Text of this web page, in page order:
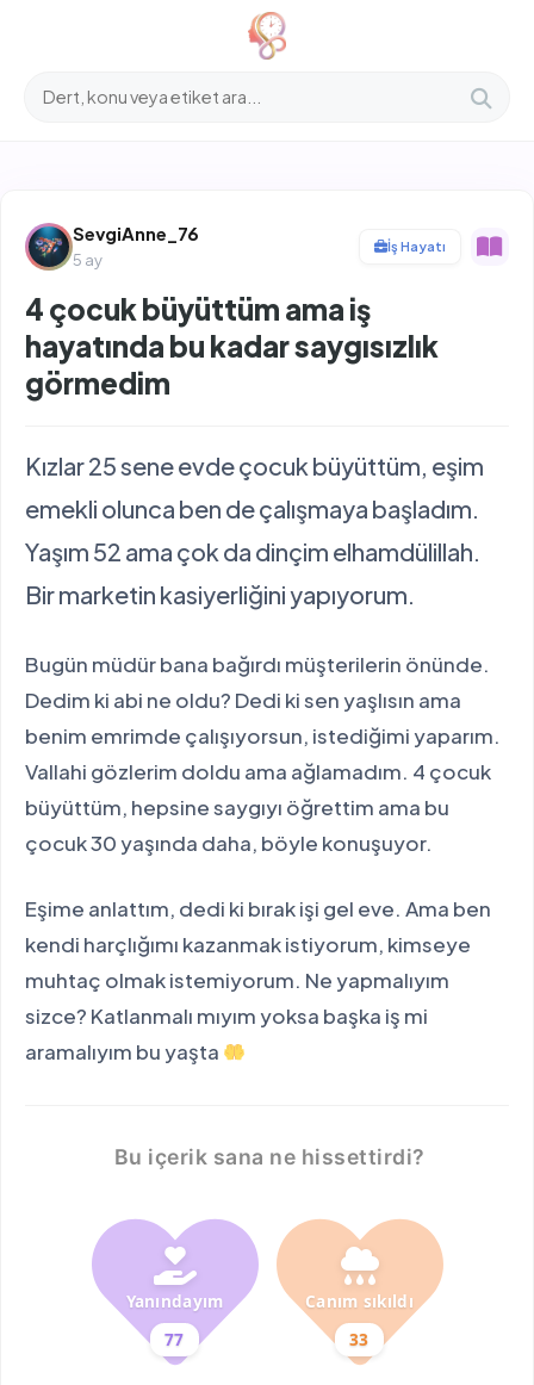
SevgiAnne_76
5 ay
İş Hayatı
4 çocuk büyüttüm ama iş
hayatında bu kadar saygısızlık
görmedim
Kızlar 25 sene evde çocuk büyüttüm, eşim
emekli olunca ben de çalışmaya başladım.
Yaşım 52 ama çok da dinçim elhamdülillah.
Bir marketin kasiyerliğini yapıyorum.
Bugün müdür bana bağırdı müşterilerin önünde.
Dedim ki abi ne oldu? Dedi ki sen yaşlısın ama
benim emrimde çalışıyorsun, istediğimi yaparım.
Vallahi gözlerim doldu ama ağlamadım. 4 çocuk
büyüttüm, hepsine saygıyı öğrettim ama bu
çocuk 30 yaşında daha, böyle konuşuyor.
Eşime anlattım, dedi ki bırak işi gel eve. Ama ben
kendi harçlığımı kazanmak istiyorum, kimseye
muhtaç olmak istemiyorum. Ne yapmalıyım
sizce? Katlanmalı mıyım yoksa başka iş mi
aramalıyım bu yaşta
Bu içerik sana ne hissettirdi?
Yanındayım
77
Canım sıkıldı
33